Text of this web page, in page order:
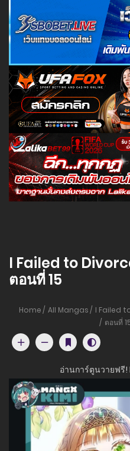
I Failed to
ตอนที่ 15
Home All Mangas
I Failed
ตอนที่
อ่านการ์ตูนวายฟรี